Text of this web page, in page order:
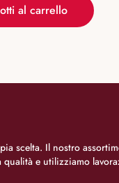
al carrello
Il nostro
e utilizziamo